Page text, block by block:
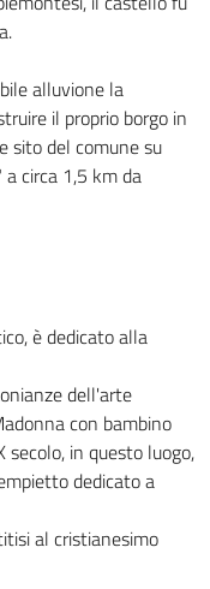
alluvione la
il proprio borgo in
sito del comune su
a circa 1,5 km da
è dedicato alla
dell'arte
con bambino
secolo, in questo luogo,
dedicato a
al cristianesimo